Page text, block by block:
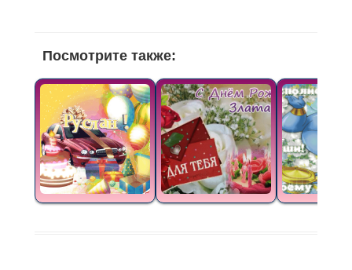
Посмотрите также: